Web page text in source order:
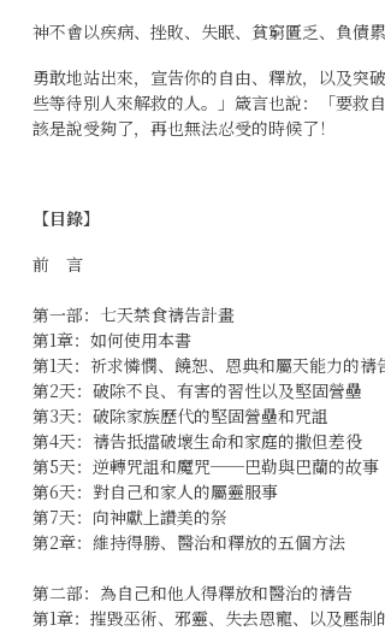
神不會以疾病、挫敗、失眠、貧窮匱乏、負債
勇敢地站出來，宣告你的自由、釋放，以及
些等待別人來解救的人。」箴言也說：「要救
該是說受夠了，再也無法忍受的時候了！
【目錄】
前 言
第一部：七天禁食禱告計畫
第1章：如何使用本書
第1天：祈求憐憫、饒恕、恩典和屬天能力的禱
第2天：破除不良、有害的習性以及堅固營壘
第3天：破除家族歷代的堅固營壘和咒詛
第4天：禱告抵擋破壞生命和家庭的撒但差役
第5天：逆轉咒詛和魔咒──巴勒與巴蘭的故事
第6天：對自己和家人的屬靈服事
第7天：向神獻上讚美的祭
第2章：維持得勝、醫治和釋放的五個方法
第二部：為自己和他人得釋放和醫治的禱告
第1章：摧毀巫術、邪靈、失去恩寵、以及壓制